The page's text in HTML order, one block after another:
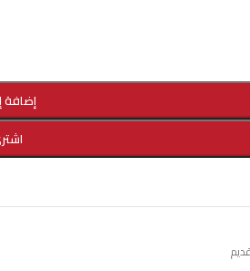
إضافة